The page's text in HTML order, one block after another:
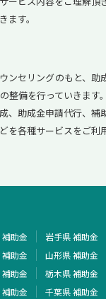
ます。
ンセリングのもと、助
整備を行っていきます
、助成金申請代行、補
を各種サービスをご利
助金
岩手県 補助金
助金
山形県 補助金
助金
栃木県 補助金
助金
千葉県 補助金